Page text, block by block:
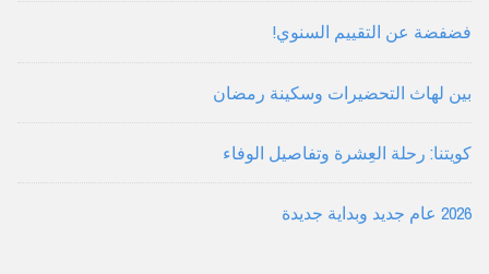
فضفضة عن التقييم السنوي!
بين لهاث التحضيرات وسكينة رمضان
كويتنا: رحلة العِشرة وتفاصيل الوفاء
2026 عام جديد وبداية جديدة